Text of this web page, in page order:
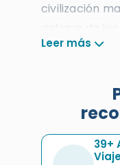
civilización
antigua de
y
el
Guiza,el
de Abu
Leer más
39+